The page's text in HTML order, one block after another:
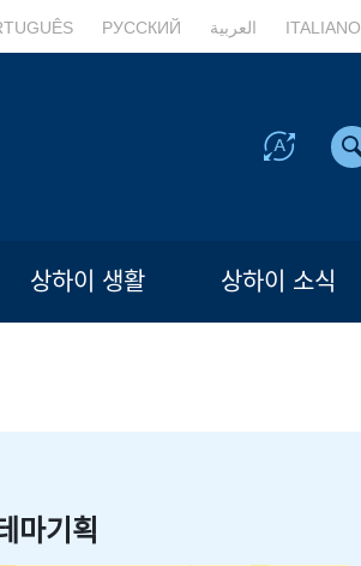
РУССКИЙ العربية ITALIANO
상하이 생활 상하이 소식
마기획